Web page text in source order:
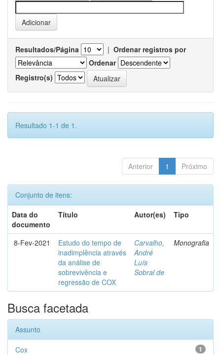
Resultados/Página | Ordenar registros por
Ordenar
Registro(s)
Resultado 1-1 de 1.
Anterior 1 Próximo
Conjunto de itens:
Data do
documento
Título Autor(es) Tipo
8-Fev-2021
Estudo do tempo de
inadimplência através
da análise de
sobrevivência e
regressão de COX
Carvalho,
André
Luís
Sobral de
Monografia
Busca facetada
Assunto
1
Cox